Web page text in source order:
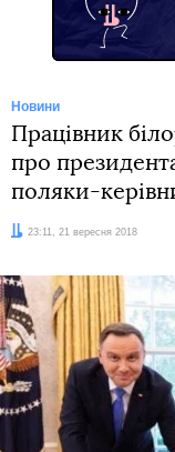
Новини
Працівник
про
поляки-
Дата:23:11, 21 вересня 2018